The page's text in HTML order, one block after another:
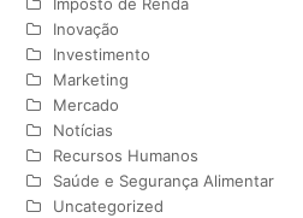
Inovação
Investimento
Marketing
Mercado
Notícias
Recursos Humanos
Saúde e Segurança Alimentar
Uncategorized